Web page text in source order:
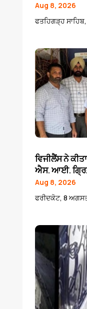
Aug 8, 2026
ਫਤਹਿਗੜ੍ਹ
ਵਿਜੀਲੈਂਸ ਨੇ
ਐਸ. ਆਈ.
Aug 8, 2026
ਫਰੀਦਕੋਟ, 8